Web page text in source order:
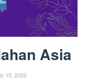
Asia
15, 2023